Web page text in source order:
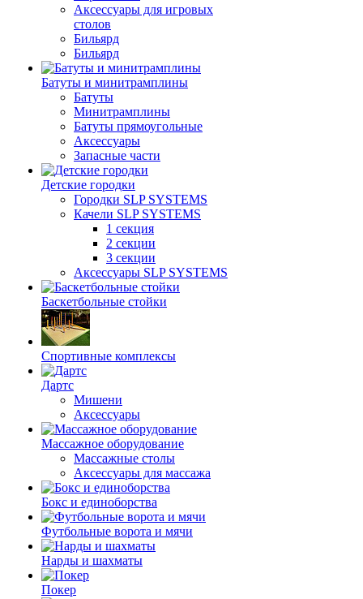
Аксессуары для игровых
столов
Бильяpд
Бильяpд
Батуты и минитрамплины
Батуты
Минитрамплины
Батуты прямоугольные
Аксессуары
Запасные части
Детские городки
Городки SLP SYSTEMS
Качели SLP SYSTEMS
1 секция
2 секции
3 секции
Аксессуары SLP SYSTEMS
Баскетбольные стойки
Спортивные комплексы
Дартс
Мишени
Аксессуары
Массажное оборудование
Массажные столы
Аксессуары для массажа
Бокс и единоборства
Футбольные ворота и мячи
Нарды и шахматы
Покер